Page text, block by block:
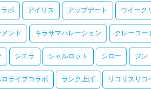
ラボ アイリス アップデート ウイーク
ント キラサマハレーション クレーコー
シエラ シャルロット シロー ジン
ロライブコラボ ランク上げ リコリスリコ